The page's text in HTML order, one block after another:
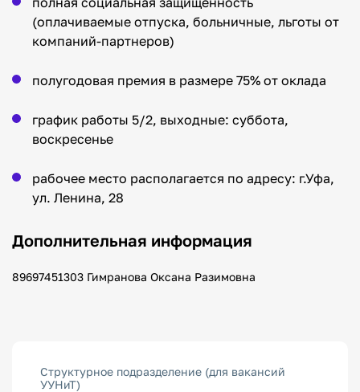
(оплачиваемые отпуска, больничные, льготы от
компаний-партнеров)
полугодовая премия в размере 75% от оклада
график работы 5/2, выходные: суббота,
воскресенье
рабочее место располагается по адресу: г.Уфа,
ул. Ленина, 28
Дополнительная информация
89697451303 Гимранова Оксана Разимовна
Структурное подразделение (для вакансий
УУНиТ)